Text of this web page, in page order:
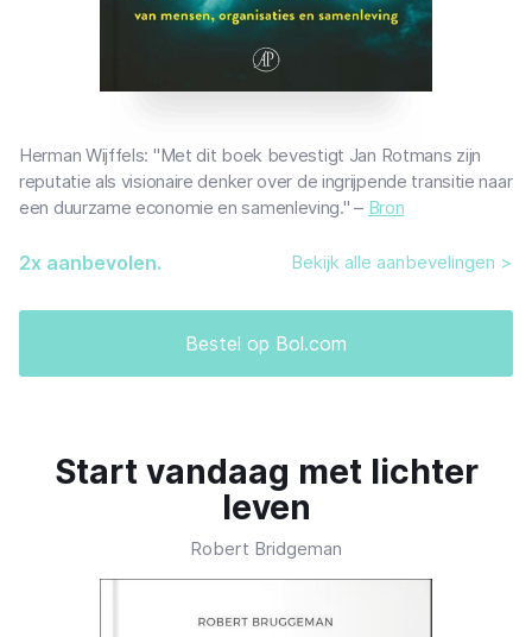
Herman Wijffels: "Met dit boek bevestigt Jan Rotmans zijn
reputatie als visionaire denker over de ingrijpende transitie naar
een duurzame economie en samenleving." – Bron
Bestel op Bol.com
2x aanbevolen. Bekijk alle aanbevelingen >
Start vandaag met lichter
leven
Robert Bridgeman